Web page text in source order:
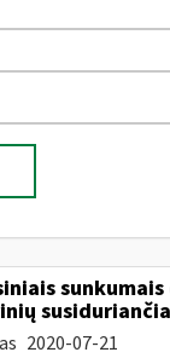
sunkumais
2020-07-21